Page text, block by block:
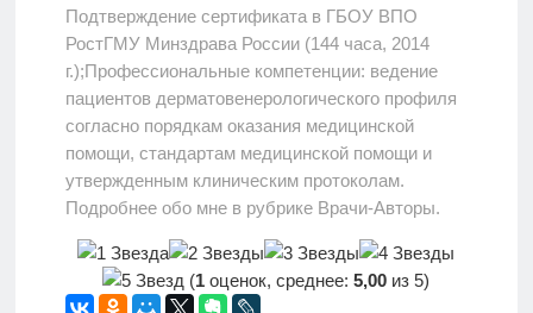
Подтверждение сертификата в ГБОУ ВПО
РостГМУ Минздрава России (144 часа, 2014
г.);Профессиональные компетенции: ведение
пациентов дерматовенерологического профиля
согласно порядкам оказания медицинской
помощи, стандартам медицинской помощи и
утвержденным клиническим протоколам.
Подробнее обо мне в рубрике Врачи-Авторы.
(1 оценок, среднее:5,00 из 5)